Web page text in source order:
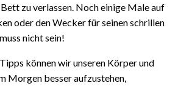
zu verlassen. Noch einige Male auf
oder den Wecker für seinen schrillen
nicht sein!
können wir unseren Körper und
Morgen besser aufzustehen,